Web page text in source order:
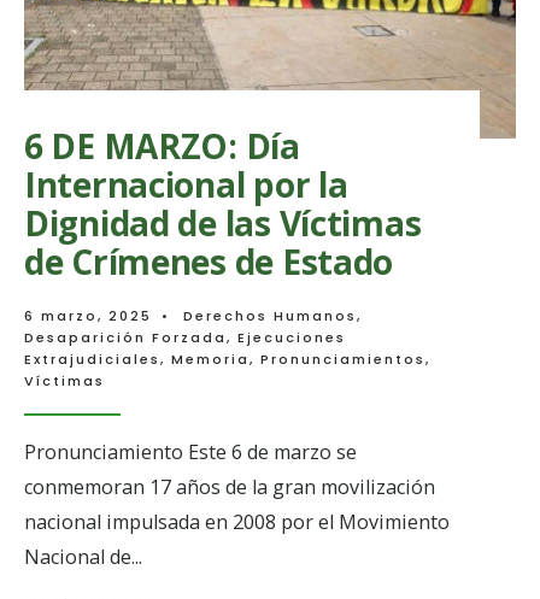
6 DE MARZO: Día
Internacional por la
Dignidad de las Víctimas
de Crímenes de Estado
6 marzo, 2025 • Derechos Humanos,
Desaparición Forzada, Ejecuciones
Extrajudiciales, Memoria, Pronunciamientos,
Víctimas
Pronunciamiento Este 6 de marzo se
conmemoran 17 años de la gran movilización
nacional impulsada en 2008 por el Movimiento
Nacional de...